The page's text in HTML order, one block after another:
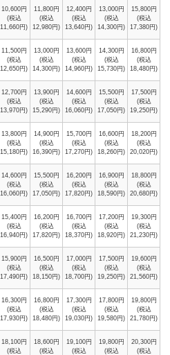
10,600円
(税込
11,660円)
11,800円
(税込
12,980円)
12,400円
(税込
13,640円)
13,000円
(税込
14,300円)
15,800円
(税込
17,380円)
11,500円
(税込
12,650円)
13,000円
(税込
14,300円)
13,600円
(税込
14,960円)
14,300円
(税込
15,730円)
16,800円
(税込
18,480円)
12,700円
(税込
13,970円)
13,900円
(税込
15,290円)
14,600円
(税込
16,060円)
15,500円
(税込
17,050円)
17,500円
(税込
19,250円)
13,800円
(税込
15,180円)
14,900円
(税込
16,390円)
15,700円
(税込
17,270円)
16,600円
(税込
18,260円)
18,200円
(税込
20,020円)
14,600円
(税込
16,060円)
15,500円
(税込
17,050円)
16,200円
(税込
17,820円)
16,900円
(税込
18,590円)
18,800円
(税込
20,680円)
15,400円
(税込
16,940円)
16,200円
(税込
17,820円)
16,700円
(税込
18,370円)
17,200円
(税込
18,920円)
19,300円
(税込
21,230円)
15,900円
(税込
17,490円)
16,500円
(税込
18,150円)
17,000円
(税込
18,700円)
17,500円
(税込
19,250円)
19,600円
(税込
21,560円)
16,300円
(税込
17,930円)
16,800円
(税込
18,480円)
17,300円
(税込
19,030円)
17,800円
(税込
19,580円)
19,800円
(税込
21,780円)
18,100円
(税込
18,600円
(税込
19,100円
(税込
19,800円
(税込
20,300円
(税込